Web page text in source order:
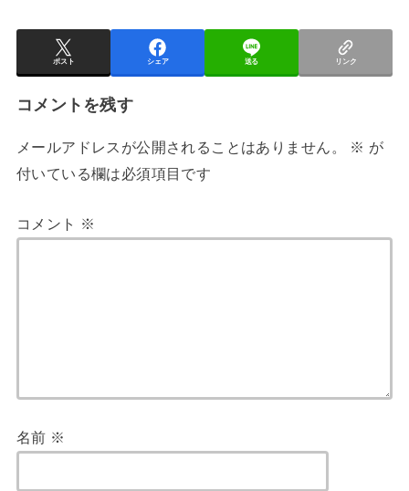
ポスト シェア 送る リンク
コメントを残す
メールアドレスが公開されることはありません。 ※ が
付いている欄は必須項目です
コメント ※
名前 ※